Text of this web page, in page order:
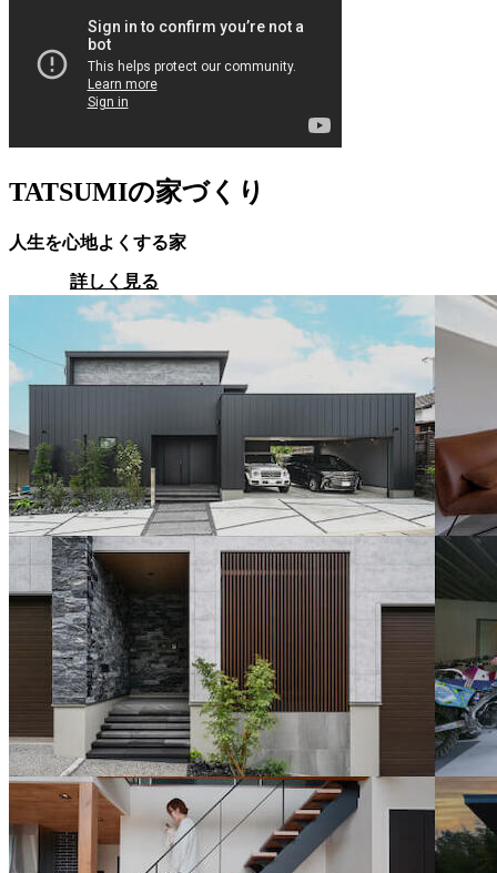
TATSUMIの家づくり
人生を心地よくする家
詳しく見る